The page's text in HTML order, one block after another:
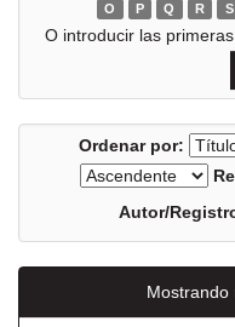
O
P Q R S
O introducir las
Ordenar por:
Autor/
Mostrando